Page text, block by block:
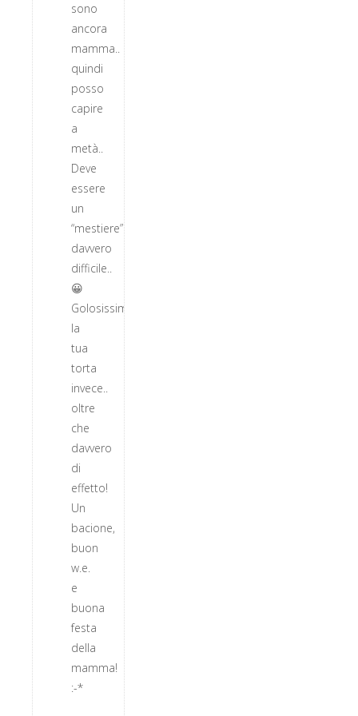
sono
ancora
mamma..
quindi
posso
capire
a
metà..
Deve
essere
un
“mestiere”
davvero
difficile..
😀
Golosissima
la
tua
torta
invece..
oltre
che
davvero
di
effetto!
Un
bacione,
buon
w.e.
e
buona
festa
della
mamma!
:-*